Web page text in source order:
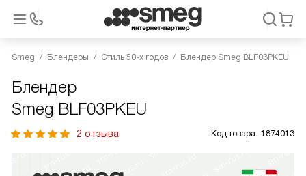
Smeg Блендеры Стиль 50-х годов Блендер Smeg BLF03PKEU
Блендер
Smeg BLF03PKEU
2 отзыва Код товара: 1874013